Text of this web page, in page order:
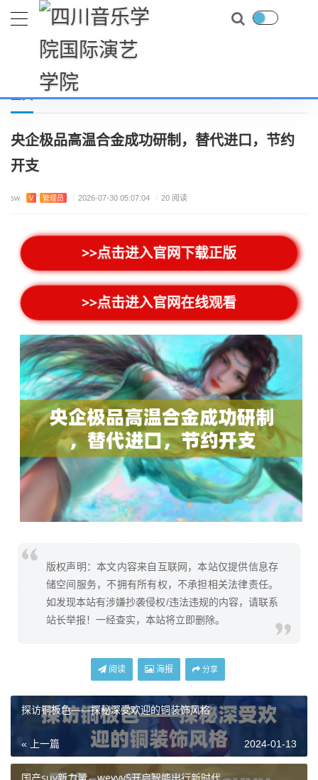
当前位置： 首页 上市新游
正文
央企极品高温合金成功研制，替代进口，节约
开支
sw V 管理员 / 2026-07-30 05:07:04 / 20 阅读
>>点击进入官网下载正版
>>点击进入官网在线观看
版权声明：本文内容来自互联网，本站仅提供信息存
储空间服务，不拥有所有权，不承担相关法律责任。
如发现本站有涉嫌抄袭侵权/违法违规的内容，请联系
站长举报！一经查实，本站将立即删除。
阅读 海报 分享
探访铜板色——探秘深受欢迎的铜装饰风格
« 上一篇 2024-01-13